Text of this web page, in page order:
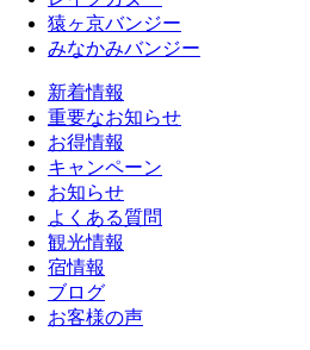
猿ヶ京バンジー
みなかみバンジー
新着情報
重要なお知らせ
お得情報
キャンペーン
お知らせ
よくある質問
観光情報
宿情報
ブログ
お客様の声